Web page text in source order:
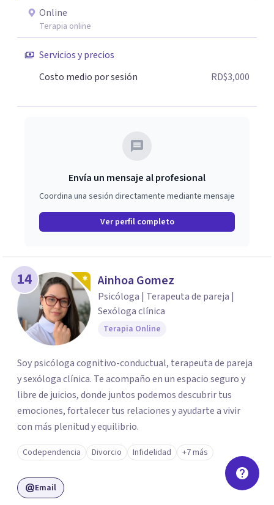
Online
Terapia online
Servicios y precios
Costo medio por sesión
RD$3,000
Envía un mensaje al profesional
Coordina una sesión directamente mediante mensaje
Ver perfil completo
14 Ainhoa Gomez
Psicóloga | Terapeuta de pareja |
Sexóloga clínica
Terapia Online
Soy psicóloga cognitivo-conductual, terapeuta de pareja
y sexóloga clínica. Te acompaño en un espacio seguro y
libre de juicios, donde juntos podemos descubrir tus
emociones, fortalecer tus relaciones y ayudarte a vivir
con más plenitud y equilibrio.
Codependencia Divorcio Infidelidad +7 más
Email